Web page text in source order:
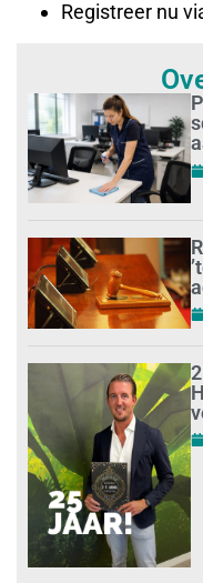
Registreer nu